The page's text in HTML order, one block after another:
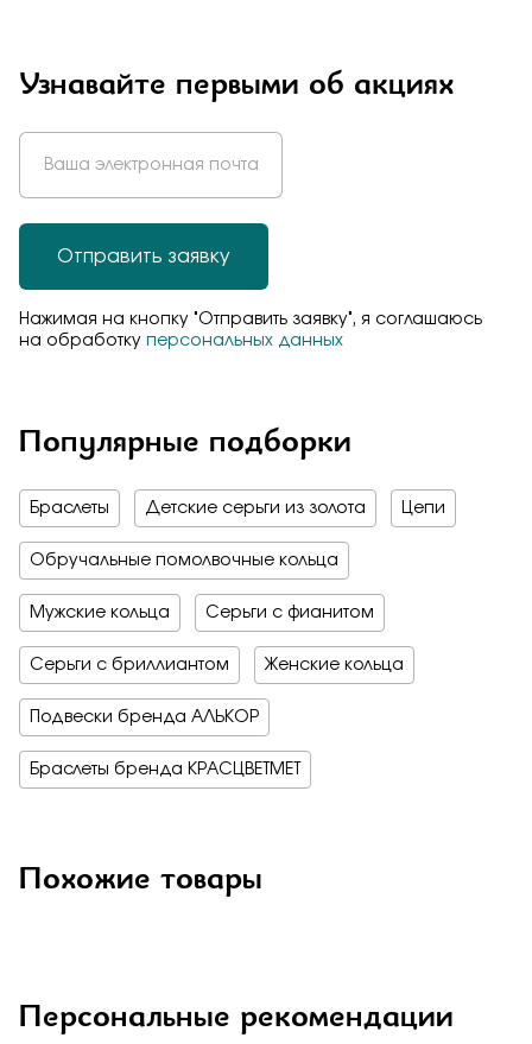
Узнавайте первыми об акциях
Отправить заявку
Нажимая на кнопку "Отправить заявку", я соглашаюсь
на обработку персональных данных
Популярные подборки
Браслеты Детские серьги из золота Цепи
Обручальные помолвочные кольца
Мужские кольца Серьги с фианитом
Серьги с бриллиантом Женские кольца
Подвески бренда АЛЬКОР
Браслеты бренда КРАСЦВЕТМЕТ
Похожие товары
Персональные рекомендации